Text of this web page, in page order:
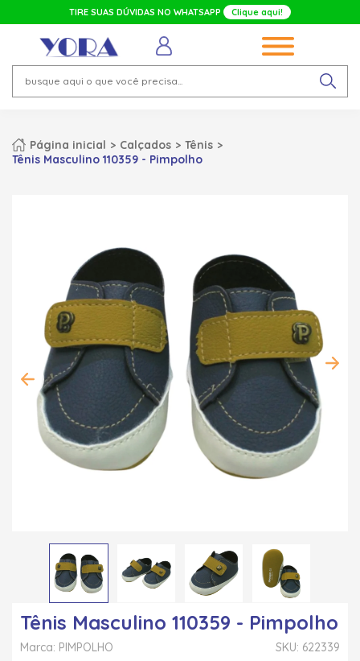
TIRE SUAS DÚVIDAS NO WHATSAPP Clique aqui!
Página inicial Calçados
Tênis
Tênis Masculino 110359 - Pimpolho
Tênis Masculino 110359 - Pimpolho
SKU: 622339
Marca: PIMPOLHO